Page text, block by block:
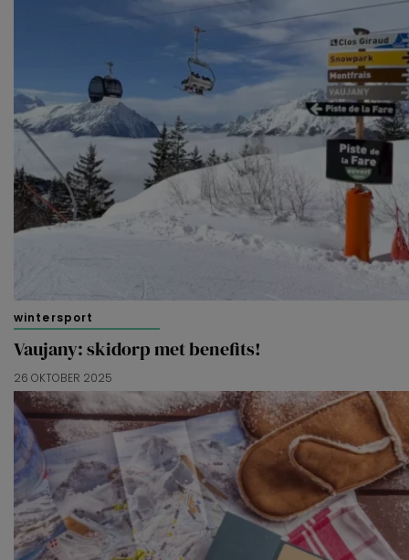
wintersport
Vaujany: skidorp met benefits!
26 OKTOBER 2025